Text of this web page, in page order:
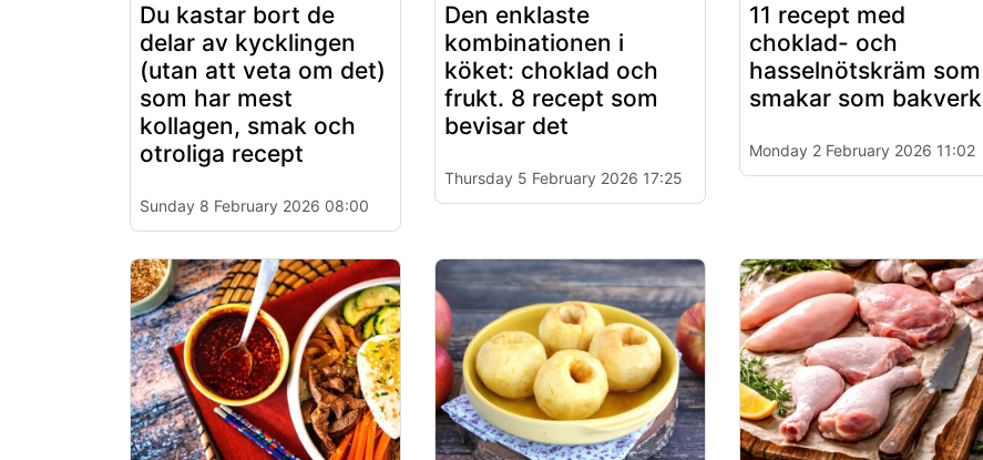
Du kastar bort de
delar av kycklingen
(utan att veta om det)
som har mest
kollagen, smak och
otroliga recept
Sunday 8 February 2026 08:00
Den enklaste
kombinationen i
köket: choklad och
frukt. 8 recept som
bevisar det
Thursday 5 February 2026 17:25
11 recept med
choklad- och
hasselnötskräm som
smakar som bakverk
Monday 2 February 2026 11:02